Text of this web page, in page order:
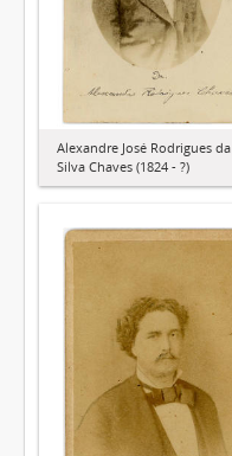
Alexandre José Rodrigues da
Silva Chaves (1824 - ?)